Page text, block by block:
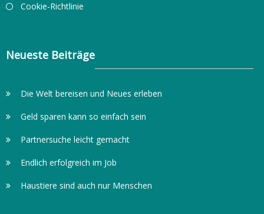
Cookie-Richtlinie
Neueste Beiträge
Die Welt bereisen und Neues erleben
Geld sparen kann so einfach sein
Partnersuche leicht gemacht
Endlich erfolgreich im Job
Haustiere sind auch nur Menschen